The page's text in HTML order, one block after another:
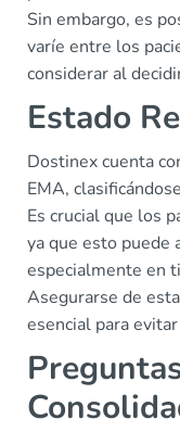
Sin embargo, es
varíe entre los
considerar al
Estado
Dostinex cuenta
EMA,
Es crucial que los
ya que esto puede
especialmente en
Asegurarse de
esencial para